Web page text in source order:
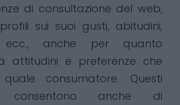
di consultazione del web,
sui suoi gusti, abitudini,
ecc., anche per quanto
attitudini e preferenze che
consumatore. Questi
consentono anche di